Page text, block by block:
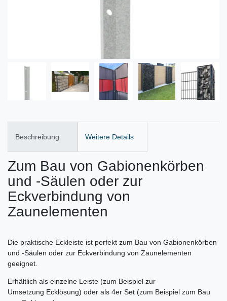
Beschreibung Weitere Details
Zum Bau von Gabionenkörben
und -Säulen oder zur
Eckverbindung von
Zaunelementen
Die praktische Eckleiste ist perfekt zum Bau von Gabionenkörben
und -Säulen oder zur Eckverbindung von Zaunelementen
geeignet.
Erhältlich als einzelne Leiste (zum Beispiel zur
Umsetzung Ecklösung) oder als 4er Set (zum Beispiel zum Bau